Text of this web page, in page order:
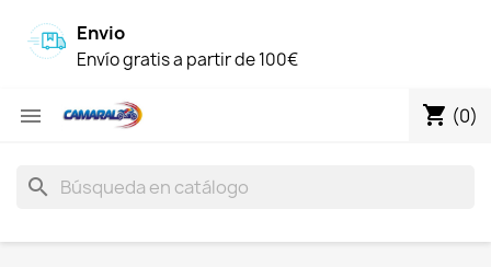
Envio
Envío gratis a partir de 100€
 shopping_cart (0)
search